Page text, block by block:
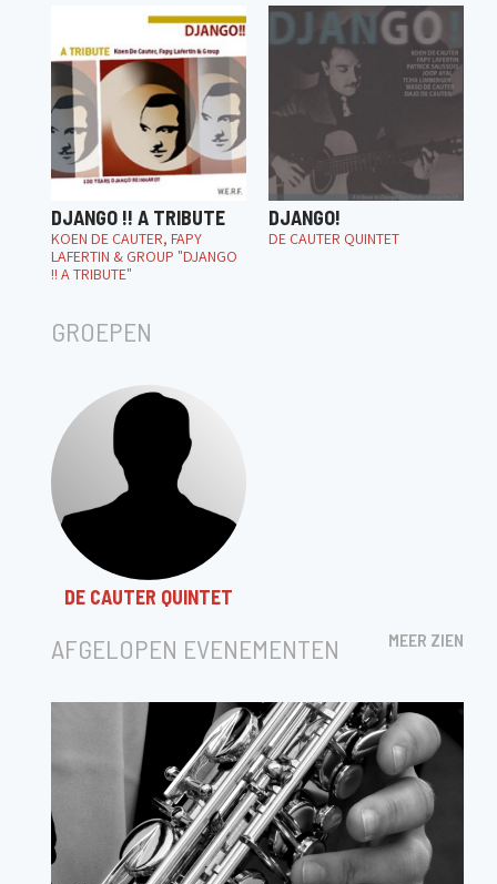
DJANGO !! A TRIBUTE
KOEN DE CAUTER, FAPY
LAFERTIN & GROUP "DJANGO
!! A TRIBUTE"
DJANGO!
DE CAUTER QUINTET
GROEPEN
DE CAUTER QUINTET
AFGELOPEN EVENEMENTEN MEER ZIEN